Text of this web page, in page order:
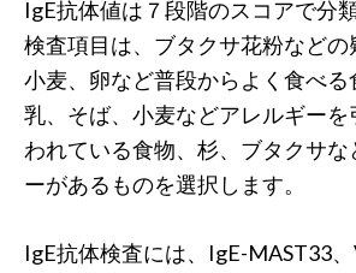
IgE抗体値は７段階のスコアで分
検査項目は、ブタクサ花粉などの
小麦、卵など普段からよく食べ
乳、そば、小麦などアレルギーを
われている食物、杉、ブタクサ
ーがあるものを選択します。
IgE抗体検査には、IgE-MAST33